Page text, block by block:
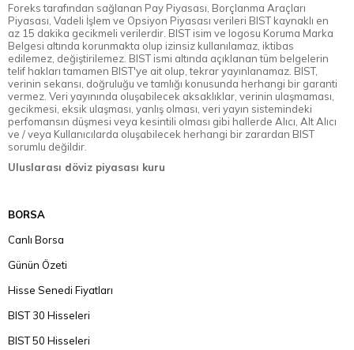
Foreks tarafından sağlanan Pay Piyasası, Borçlanma Araçları
Piyasası, Vadeli İşlem ve Opsiyon Piyasası verileri BIST kaynaklı en
az 15 dakika gecikmeli verilerdir. BIST isim ve logosu Koruma Marka
Belgesi altında korunmakta olup izinsiz kullanılamaz, iktibas
edilemez, değiştirilemez. BIST ismi altında açıklanan tüm belgelerin
telif hakları tamamen BIST'ye ait olup, tekrar yayınlanamaz. BIST,
verinin sekansı, doğruluğu ve tamlığı konusunda herhangi bir garanti
vermez. Veri yayınında oluşabilecek aksaklıklar, verinin ulaşmaması,
gecikmesi, eksik ulaşması, yanlış olması, veri yayın sistemindeki
perfomansın düşmesi veya kesintili olması gibi hallerde Alıcı, Alt Alıcı
ve / veya Kullanıcılarda oluşabilecek herhangi bir zarardan BIST
sorumlu değildir.
Uluslarası döviz piyasası kuru
BORSA
Canlı Borsa
Günün Özeti
Hisse Senedi Fiyatları
BIST 30 Hisseleri
BIST 50 Hisseleri